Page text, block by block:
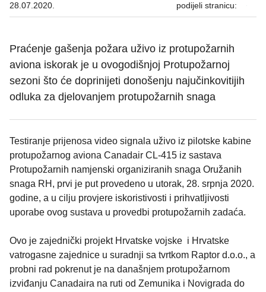
28.07.2020. podijeli stranicu:
Praćenje gašenja požara uživo iz protupožarnih
aviona iskorak je u ovogodišnjoj Protupožarnoj
sezoni što će doprinijeti donošenju najučinkovitijih
odluka za djelovanjem protupožarnih snaga
Testiranje prijenosa video signala uživo iz pilotske kabine
protupožarnog aviona Canadair CL-415 iz sastava
Protupožarnih namjenski organiziranih snaga Oružanih
snaga RH, prvi je put provedeno u utorak, 28. srpnja 2020.
godine, a u cilju provjere iskoristivosti i prihvatljivosti
uporabe ovog sustava u provedbi protupožarnih zadaća.
Ovo je zajednički projekt Hrvatske vojske i Hrvatske
vatrogasne zajednice u suradnji sa tvrtkom Raptor d.o.o., a
probni rad pokrenut je na današnjem protupožarnom
izviđanju Canadaira na ruti od Zemunika i Novigrada do